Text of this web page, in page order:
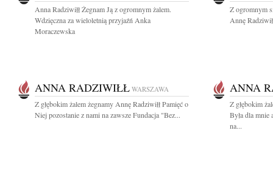
Anna Radziwiłł Żegnam Ją z ogromnym żalem.
Wdzięczna za wieloletnią przyjaźń Anka
Moraczewska
Z ogromnym
Annę
ANNA RADZIWIŁŁ WARSZAWA
Z głębokim żalem żegnamy Annę Radziwiłł Pamięć o
Niej pozostanie z nami na zawsze Fundacja "Bez...
ANNA
Z głębokim
Była dla mnie
na...